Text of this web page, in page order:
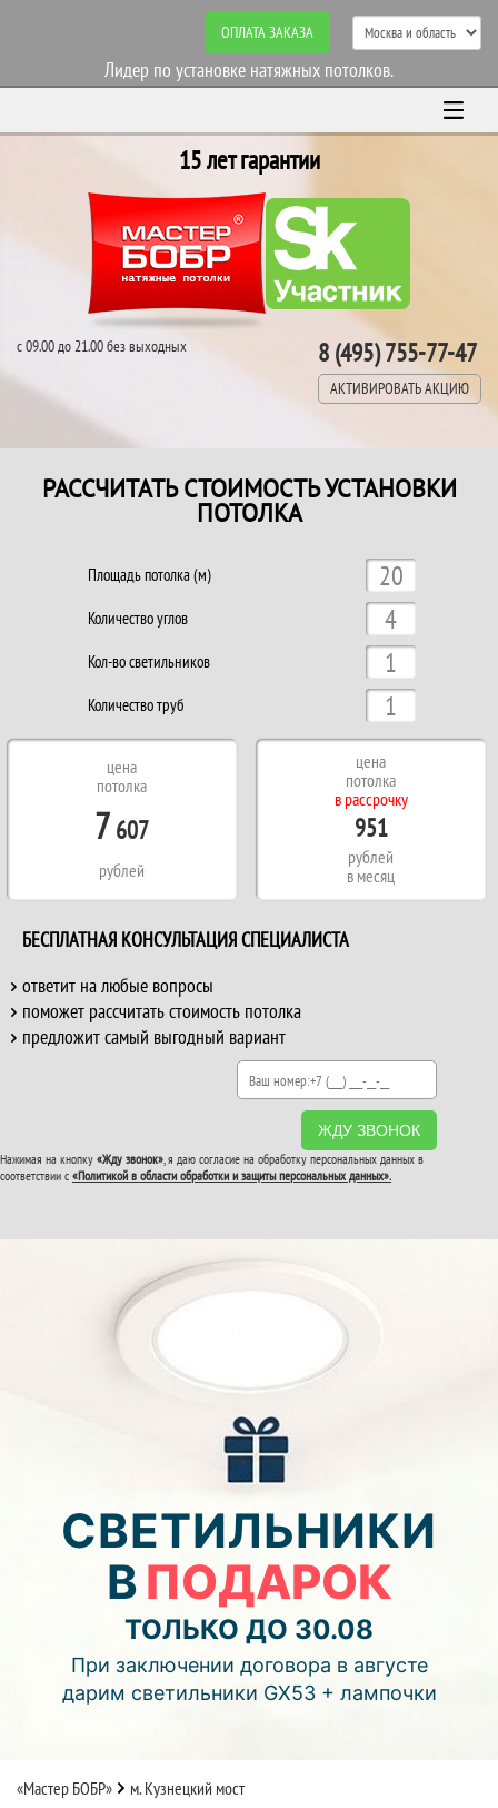
ОПЛАТА ЗАКАЗА
Лидер по установке натяжных потолков.
15 лет гарантии
с 09.00 до 21.00 без выходных 8 (495) 755-77-47
АКТИВИРОВАТЬ АКЦИЮ
ВТОРОЙ И ТРЕТИЙ
ПОТОЛОК
В ПОДАРОК!
До конца акции:
04 13 07
дней часов мин.
Подробнее об акции >>
Монтаж двухуровнего потолка
с фотопечатью и подсветкой (смотреть видео)
СВЕТИЛЬНИКИ
ВПОДАРОК
ТОЛЬКО ДО 30.08
При заключении договора в августе
дарим светильники GX53 + лампочки
РАССЧИТАТЬ СТОИМОСТЬ УСТАНОВКИ
ПОТОЛКА
Площадь потолка (м)
Количество углов
Кол-во светильников
Количество труб
цена
потолка
7 607
рублей
цена
потолка
в рассрочку
951
рублей
в месяц
БЕСПЛАТНАЯ КОНСУЛЬТАЦИЯ СПЕЦИАЛИСТА
ответит на любые вопросы
поможет рассчитать стоимость потолка
предложит самый выгодный вариант
ЖДУ ЗВОНОК
Нажимая на кнопку «Жду звонок», я даю согласие на обработку персональных данных в
соответствии с «Политикой в области обработки и защиты персональных данных».
«Мастер БОБР» м. Кузнецкий мост